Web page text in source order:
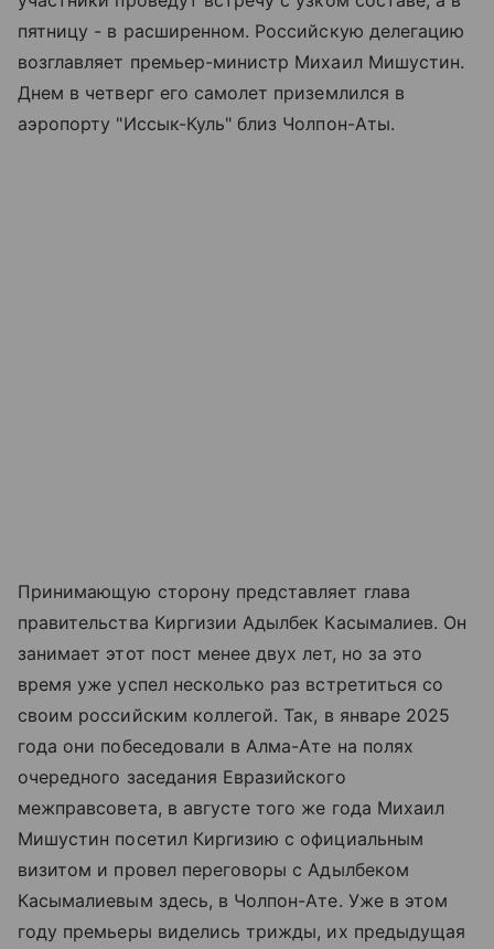
пятницу - в расширенном. Российскую делегацию
возглавляет премьер-министр Михаил Мишустин.
Днем в четверг его самолет приземлился в
аэропорту "Иссык-Куль" близ Чолпон-Аты.
Принимающую сторону представляет глава
правительства Киргизии Адылбек Касымалиев. Он
занимает этот пост менее двух лет, но за это
время уже успел несколько раз встретиться со
своим российским коллегой. Так, в январе 2025
года они побеседовали в Алма-Ате на полях
очередного заседания Евразийского
межправсовета, в августе того же года Михаил
Мишустин посетил Киргизию с официальным
визитом и провел переговоры с Адылбеком
Касымалиевым здесь, в Чолпон-Ате. Уже в этом
году премьеры виделись трижды, их предыдущая